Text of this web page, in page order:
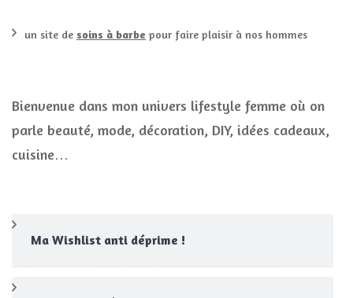
un site de soins à barbe pour faire plaisir à nos hommes
Bienvenue dans mon univers lifestyle femme où on
parle beauté, mode, décoration, DIY, idées cadeaux,
cuisine…
Ma Wishlist anti déprime !